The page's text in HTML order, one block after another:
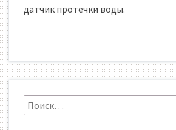
датчик протечки воды.
Искать: